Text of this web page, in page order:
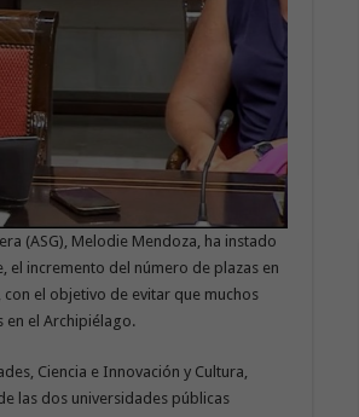
(ASG), Melodie Mendoza, ha instado
el incremento del número de plazas en
el objetivo de evitar que muchos
en el Archipiélago.
Ciencia e Innovación y Cultura,
las dos universidades públicas